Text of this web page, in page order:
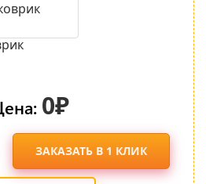
0₽
ЗАКАЗАТЬ В 1 КЛИК